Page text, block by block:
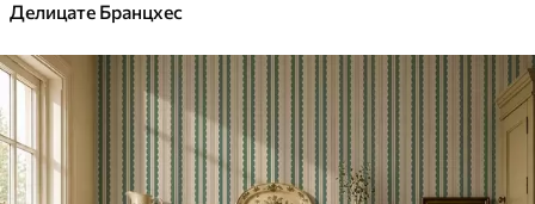
Делицате Бранцхес